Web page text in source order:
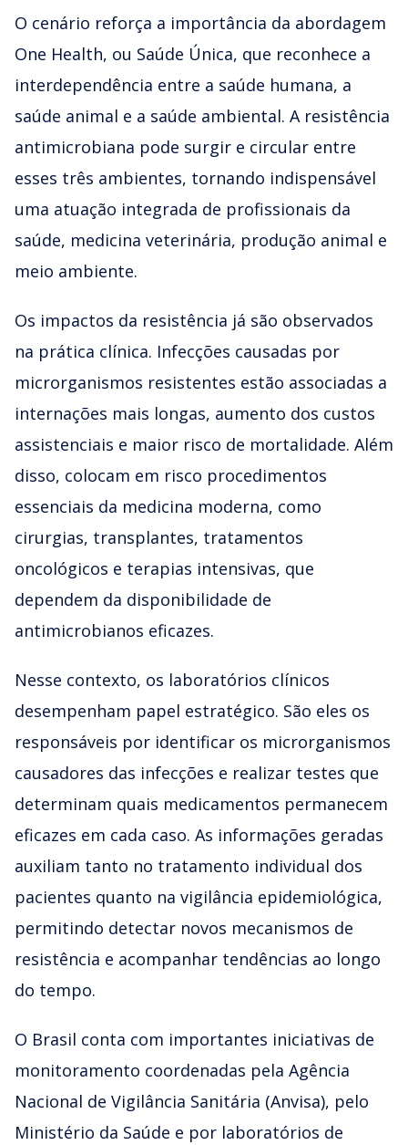
O cenário reforça a importância da abordagem
One Health, ou Saúde Única, que reconhece a
interdependência entre a saúde humana, a
saúde animal e a saúde ambiental. A resistência
antimicrobiana pode surgir e circular entre
esses três ambientes, tornando indispensável
uma atuação integrada de profissionais da
saúde, medicina veterinária, produção animal e
meio ambiente.
Os impactos da resistência já são observados
na prática clínica. Infecções causadas por
microrganismos resistentes estão associadas a
internações mais longas, aumento dos custos
assistenciais e maior risco de mortalidade. Além
disso, colocam em risco procedimentos
essenciais da medicina moderna, como
cirurgias, transplantes, tratamentos
oncológicos e terapias intensivas, que
dependem da disponibilidade de
antimicrobianos eficazes.
Nesse contexto, os laboratórios clínicos
desempenham papel estratégico. São eles os
responsáveis por identificar os microrganismos
causadores das infecções e realizar testes que
determinam quais medicamentos permanecem
eficazes em cada caso. As informações geradas
auxiliam tanto no tratamento individual dos
pacientes quanto na vigilância epidemiológica,
permitindo detectar novos mecanismos de
resistência e acompanhar tendências ao longo
do tempo.
O Brasil conta com importantes iniciativas de
monitoramento coordenadas pela Agência
Nacional de Vigilância Sanitária (Anvisa), pelo
Ministério da Saúde e por laboratórios de